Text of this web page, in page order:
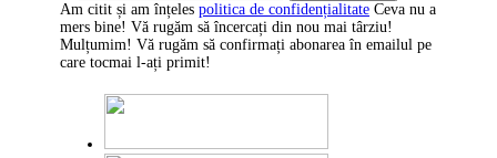
Am citit și am înțeles politica de confidențialitate Ceva nu a
mers bine! Vă rugăm să încercați din nou mai târziu!
Mulțumim! Vă rugăm să confirmați abonarea în emailul pe
care tocmai l-ați primit!